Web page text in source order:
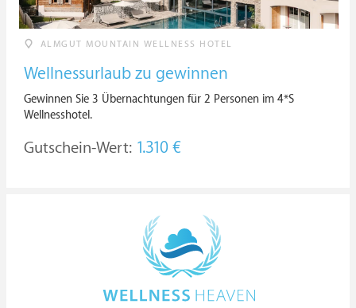
ALMGUT MOUNTAIN WELLNESS HOTEL
Wellnessurlaub zu gewinnen
Gewinnen Sie 3 Übernachtungen für 2 Personen im 4*S
Wellnesshotel.
Gutschein-Wert: 1.310 €